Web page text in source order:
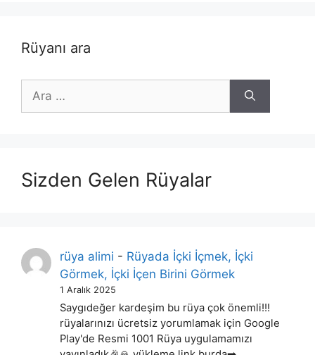
Rüyanı ara
ara
Sizden Gelen Rüyalar
rüya alimi - Rüyada İçki İçmek, İçki
Görmek, İçki İçen Birini Görmek
1 Aralık 2025
Saygıdeğer kardeşim bu rüya çok önemli!!!
rüyalarınızı ücretsiz yorumlamak için Google
Play'de Resmi 1001 Rüya uygulamamızı